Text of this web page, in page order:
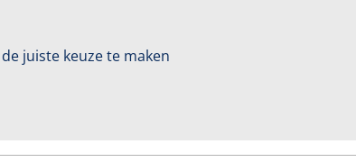
juiste keuze te maken